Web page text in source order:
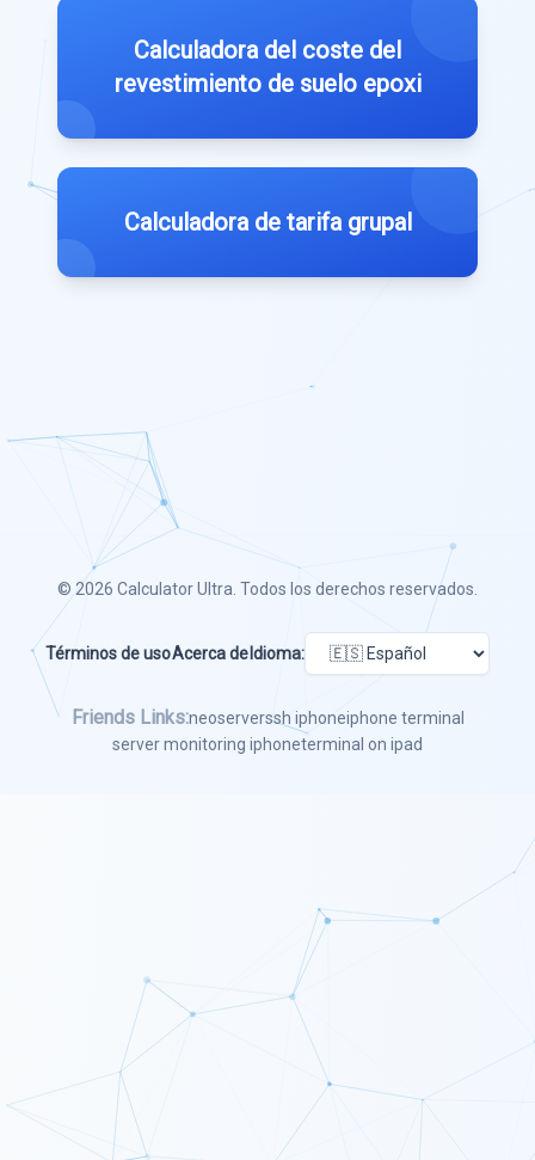
Calculadora del coste del
revestimiento de suelo epoxi
Calculadora de tarifa grupal
© 2026 Calculator Ultra . Todos los derechos reservados.
Términos de usoAcerca deIdioma:
Friends Links:neoserverssh iphoneiphone terminal
server monitoring iphoneterminal on ipad